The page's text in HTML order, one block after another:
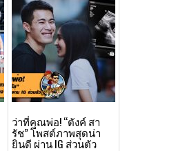
ว่าที่คุณพ่อ! “ตังค์ สา
รัช” โพสต์ภาพสุดน่า
ยินดี ผ่าน IG ส่วนตัว